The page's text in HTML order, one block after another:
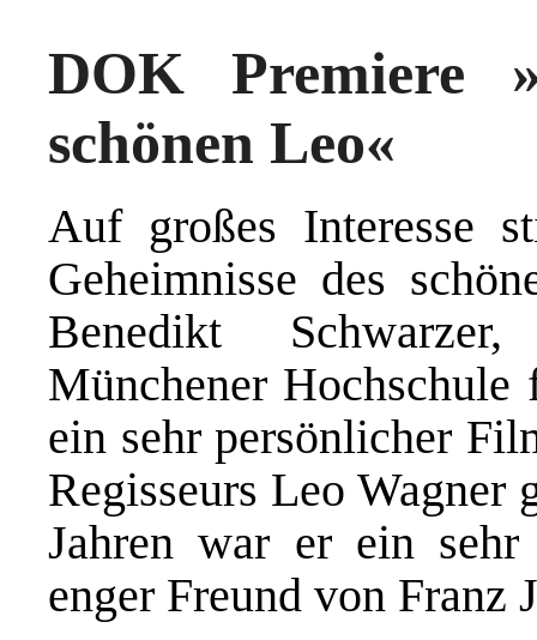
DOK Premiere
schönen Leo«
Auf großes Interesse
Geheimnisse des
Benedikt
Münchener
ein sehr persönlicher
Regisseurs Leo Wagner
Jahren war er ein
enger Freund von Franz